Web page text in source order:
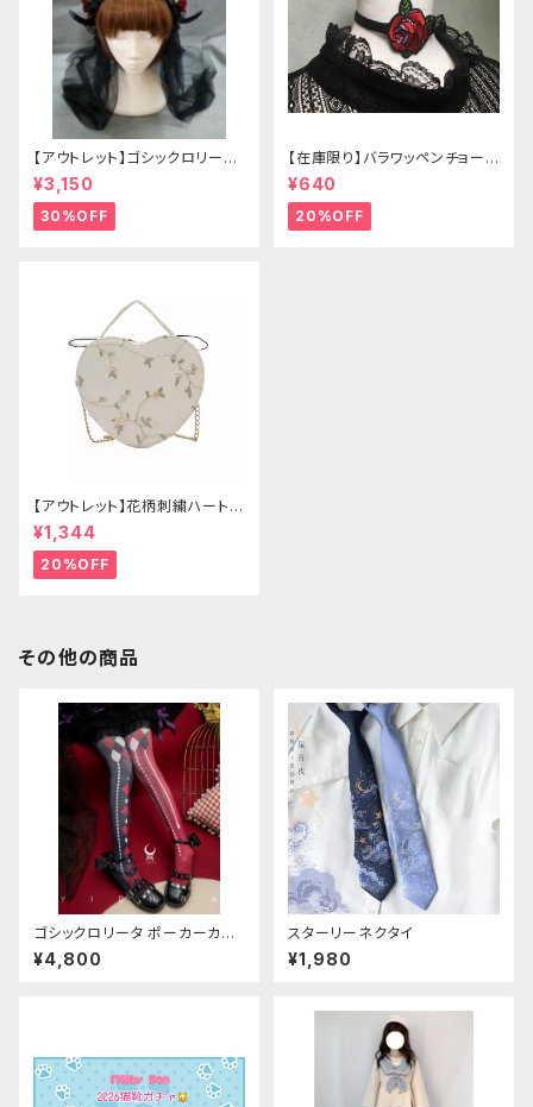
【アウトレット】ゴシックロリータ
ゴールドクラウン＆ホーン(ヴェ
ール付き)
¥3,150
30%OFF
【在庫限り】バラワッペンチョーカ
ー
¥640
20%OFF
【アウトレット】花柄刺繍ハートバ
ッグ
¥1,344
20%OFF
その他の商品
ゴシックロリータ ポーカーカー
ド柄 プリントタイツ
¥4,800
スターリーネクタイ
¥1,980